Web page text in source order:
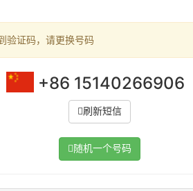
验证码，请更换号码
+86 15140266906
刷新短信
随机一个号码